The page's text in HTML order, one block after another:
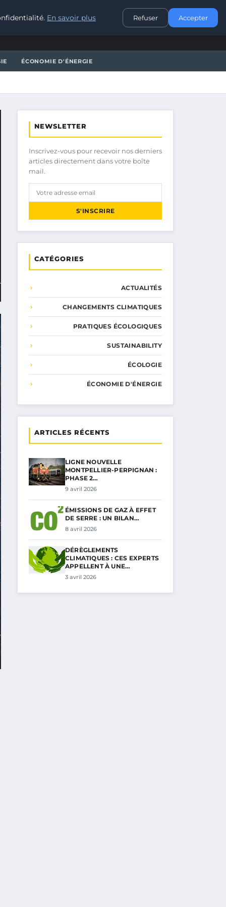
CONTACT
ÉCONOMIE D'ÉNERGIE
NEWSLETTER
Inscrivez-vous pour recevoir nos derniers
articles directement dans votre boîte
mail.
S'INSCRIRE
CATÉGORIES
ACTUALITÉS
CHANGEMENTS CLIMATIQUES
PRATIQUES ÉCOLOGIQUES
SUSTAINABILITY
ÉCOLOGIE
ÉCONOMIE D'ÉNERGIE
ARTICLES RÉCENTS
LIGNE NOUVELLE
MONTPELLIER-PERPIGNAN :
PHASE 2…
9 avril 2026
ÉMISSIONS DE GAZ À EFFET
DE SERRE : UN BILAN…
8 avril 2026
DÉRÈGLEMENTS
CLIMATIQUES : CES EXPERTS
APPELLENT À UNE…
3 avril 2026
En savoir plus Refuser Accepter